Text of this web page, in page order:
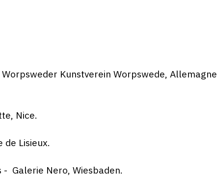
Kunstverein Worpswede, Allemagne
Nice.
Lisieux.
- Galerie Nero, Wiesbaden.